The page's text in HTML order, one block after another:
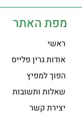
מפת האתר
ראשי
אודות גרין פלייס
הפוך למפיץ
שאלות ותשובות
יצירת קשר